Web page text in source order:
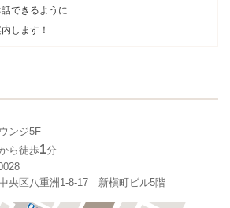
できるように
します！
ンジ5F
ら徒歩1分
央区八重洲1-8-17 新槇町ビル5階